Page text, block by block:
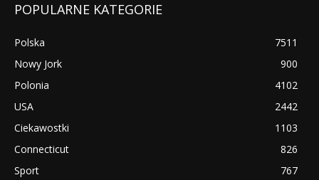
POPULARNE KATEGORIE
Polska
7511
Nowy Jork
900
Polonia
4102
USA
2442
Ciekawostki
1103
Connecticut
826
Sport
767